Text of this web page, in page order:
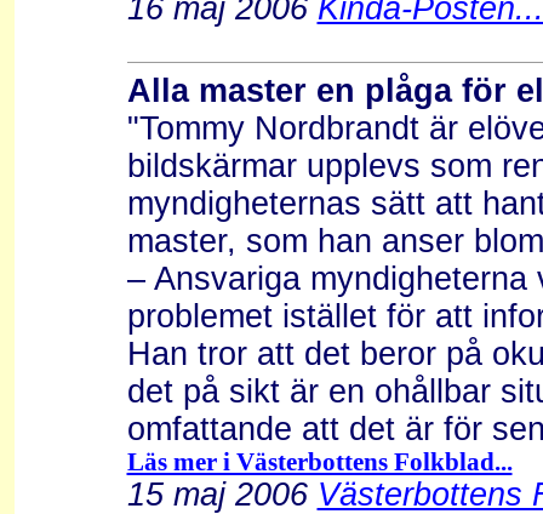
16 maj 2006 Kinda-Posten...
Alla master en plåga för
"Tommy Nordbrandt är
bildskärmar upplevs som
myndigheternas sätt att
master, som han anser
– Ansvariga
problemet istället för att
Han tror att det beror på
det på sikt är en ohållbar
omfattande att det är för
Läs mer i Västerbottens Folkblad...
15 maj 2006 Västerbottens